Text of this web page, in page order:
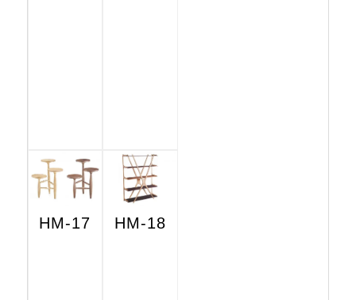
HM-17 HM-18